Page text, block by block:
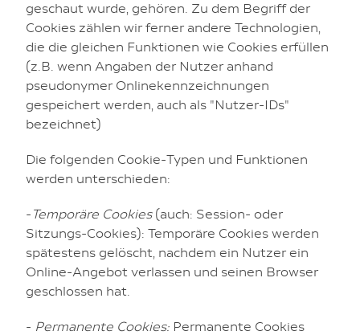
geschaut wurde, gehören. Zu dem Begriff der
Cookies zählen wir ferner andere Technologien,
die die gleichen Funktionen wie Cookies erfüllen
(z.B. wenn Angaben der Nutzer anhand
pseudonymer Onlinekennzeichnungen
gespeichert werden, auch als "Nutzer-IDs"
bezeichnet)
Die folgenden Cookie-Typen und Funktionen
werden unterschieden:
- Temporäre Cookies(auch: Session- oder
Sitzungs-Cookies): Temporäre Cookies werden
spätestens gelöscht, nachdem ein Nutzer ein
Online-Angebot verlassen und seinen Browser
geschlossen hat.
- Permanente Cookies: Permanente Cookies